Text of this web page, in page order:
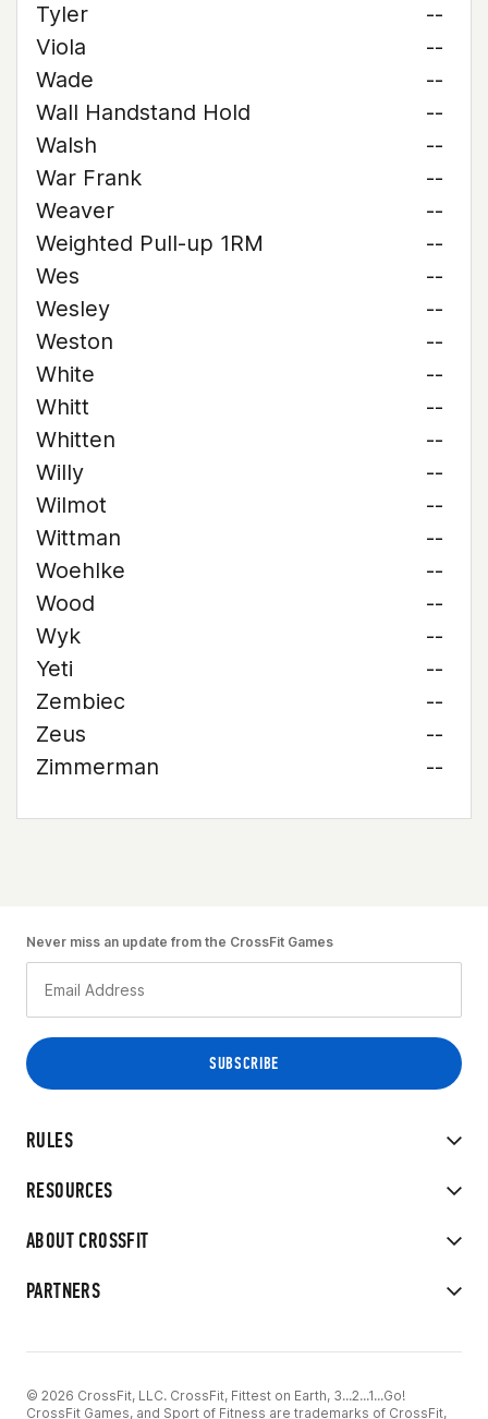
Tyler
--
Viola
--
Wade
--
Wall Handstand Hold
--
Walsh
--
War Frank
--
Weaver
--
Weighted Pull-up 1RM
--
Wes
--
Wesley
--
Weston
--
White
--
Whitt
--
Whitten
--
Willy
--
Wilmot
--
Wittman
--
Woehlke
--
Wood
--
Wyk
--
Yeti
--
Zembiec
--
Zeus
--
Zimmerman
--
RULES
RESOURCES
ABOUT CROSSFIT
PARTNERS
Never miss an update from the CrossFit Games
© 2026 CrossFit, LLC. CrossFit, Fittest on Earth, 3...2...1...Go!
CrossFit Games, and Sport of Fitness are trademarks of CrossFit,